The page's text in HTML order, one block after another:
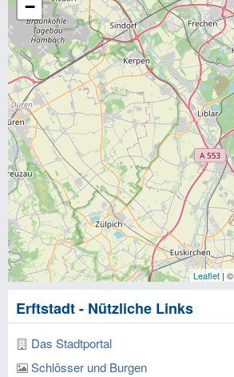
−
Leaflet | ©
Erftstadt - Nützliche Links
Das Stadtportal
Schlösser und Burgen